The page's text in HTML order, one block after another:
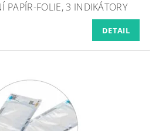
PAPÍR-FOLIE, 3 INDIKÁTORY
DETAIL